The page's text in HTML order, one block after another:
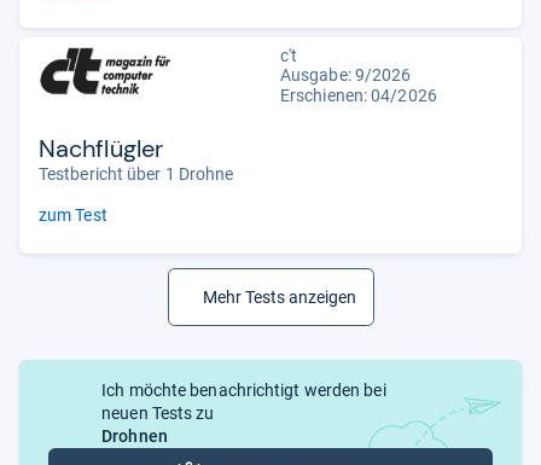
c't
Ausgabe: 9/2026
Erschienen:04/2026
Nachflügler
Testbericht über 1 Drohne
zum Test
Mehr Tests anzeigen
Ich möchte benachrichtigt werden bei
neuen Tests zu
Drohnen